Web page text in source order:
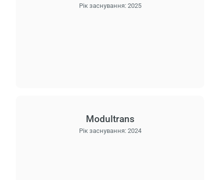
Рік заснування: 2025
Modultrans
Рік заснування: 2024